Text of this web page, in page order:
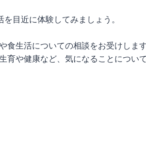
目近に体験してみましょう。
食生活についての相談をお受けしま
育や健康など、気になることについ